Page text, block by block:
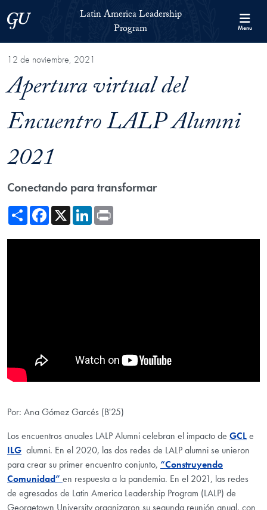
Skip to Latin America Leadership Program Full Site Menu
Georgetown UniversityLatin America Leadership
Program
Menu
12 de noviembre, 2021
Apertura virtual del
Encuentro LALP Alumni
2021
Conectando para transformar
ShareFacebook
X LinkedIn
Por: Ana Gómez Garcés (B'25)
Los encuentros anuales LALP Alumni celebran el impacto de GCLe
ILG alumni. En el 2020, las dos redes de LALP alumni se unieron
para crear su primer encuentro conjunto, “Construyendo
Comunidad” en respuesta a la pandemia. En el 2021, las redes
de egresados de Latin America Leadership Program (LALP) de
Georgetown University organizaron su segunda reunión anual, con